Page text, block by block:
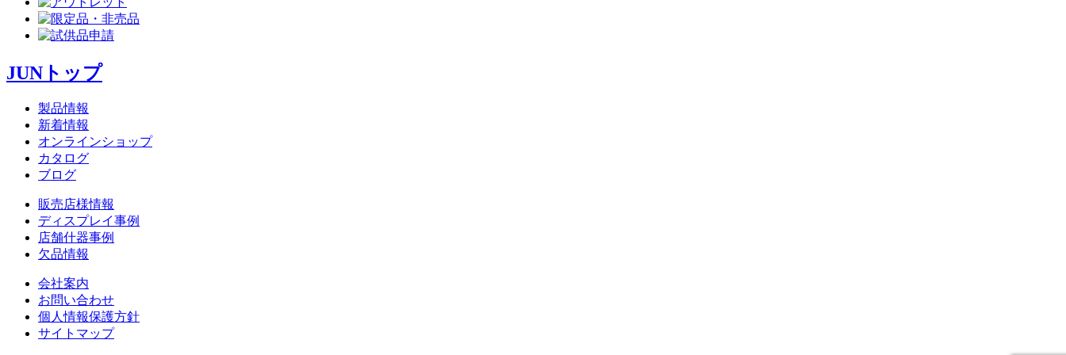
JUNトップ
製品情報
新着情報
オンラインショップ
カタログ
ブログ
販売店様情報
ディスプレイ事例
店舗什器事例
欠品情報
会社案内
お問い合わせ
個人情報保護方針
サイトマップ